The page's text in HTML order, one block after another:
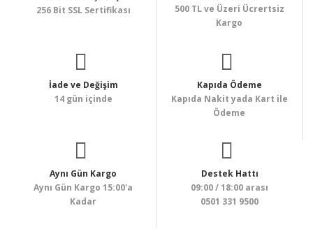
256 Bit SSL Sertifikası
500 TL ve Üzeri Ücrertsiz
Kargo
İade ve Değişim
14 gün içinde
Kapıda Ödeme
Kapıda Nakit yada Kart ile
Ödeme
Aynı Gün Kargo
Aynı Gün Kargo 15:00'a
Kadar
Destek Hattı
09:00 / 18:00 arası
0501 331 9500